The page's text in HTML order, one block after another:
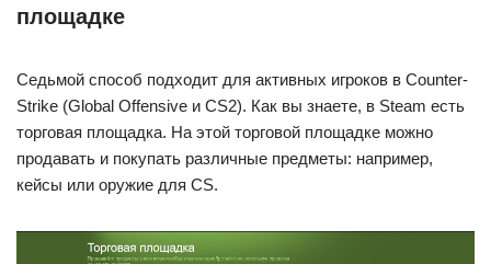
площадке
Седьмой способ подходит для активных игроков в Counter-
Strike (Global Offensive и CS2). Как вы знаете, в Steam есть
торговая площадка. На этой торговой площадке можно
продавать и покупать различные предметы: например,
кейсы или оружие для CS.